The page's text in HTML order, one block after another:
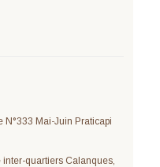
N°333 Mai-Juin Praticapi
inter-quartiers Calanques,